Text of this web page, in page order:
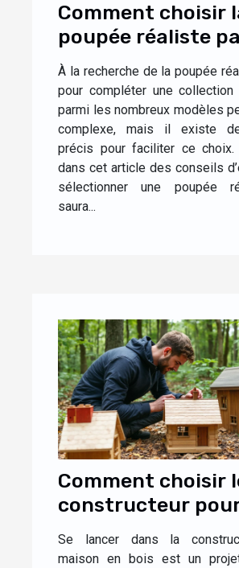
Comment choisir
poupée réaliste
pour votre
À la recherche de la poupée
pour compléter une collection
parmi les nombreux modèles
complexe, mais il existe
précis pour faciliter ce choix.
dans cet article des conseils
sélectionner une poupée
saura...
Comment choisir
constructeur
maison en bois ?
Se lancer dans la
maison en bois est un